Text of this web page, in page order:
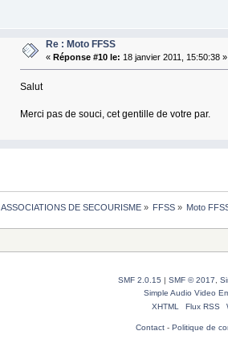
Re : Moto FFSS
«Réponse #10 le: 18 janvier 2011, 15:50:38 »
Salut
Merci pas de souci, cet gentille de votre par.
ASSOCIATIONS DE SECOURISME» FFSS » Moto
SMF 2.0.15 | SMF © 2017
Simple Audio Video
XHTML
Flux RSS
Contact- Politique de